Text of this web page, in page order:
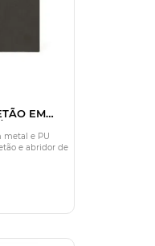
EM
metal e PU
e abridor de